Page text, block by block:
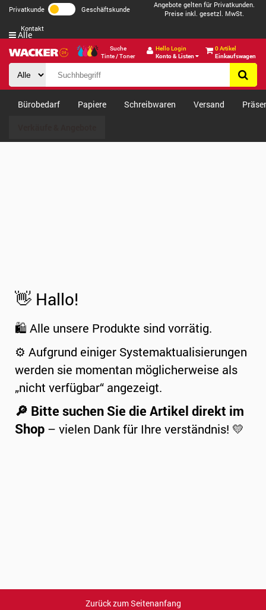
Privatkunde Geschäftskunde
Angebote gelten für Privatkunden.
Preise inkl. gesetzl. MwSt.
Kontakt
Suche
Tinte / Toner
Hello Login
Konto & Listen
0 Artikel
Einkaufswagen
Alle
Bürobedarf Papiere Schreibwaren Versand
👋 Hallo!
🛍️ Alle unsere Produkte sind vorrätig.
⚙️ Aufgrund einiger Systemaktualisierungen
werden sie momentan möglicherweise als
„nicht verfügbar“ angezeigt.
🔎 Bitte suchen Sie die Artikel direkt im
Shop – vielen Dank für Ihre verständnis! 💛
Zurück zum Seitenanfang